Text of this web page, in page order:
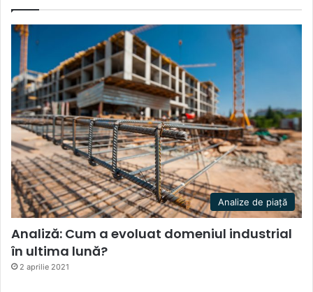
Analize de piață
Analiză: Cum a evoluat domeniul industrial
în ultima lună?
2 aprilie 2021